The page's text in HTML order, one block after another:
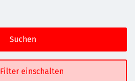
Suchen
Filter einschalten